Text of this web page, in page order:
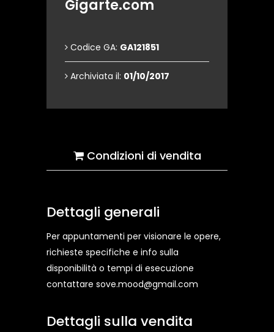
Gigarte.com
Codice GA: GA121851
Archiviata il: 01/10/2017
Condizioni di vendita
Dettagli generali
Per appuntamenti per visionare le opere,
richieste specifiche e info sulla
disponibilità o tempi di esecuzione
contattare sove.mood@gmail.com
Dettagli sulla vendita